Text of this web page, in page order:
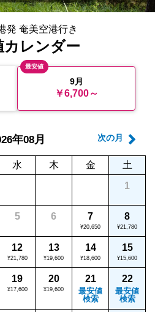
発 奄美空港行き
カレンダー
最安値
9月
￥6,700～
次の月
年08月
水 木 金
土
1
5 6 7
¥20,650
8
¥21,780
12
¥21,780
13
¥19,600
14
¥18,600
15
¥15,600
19
¥17,600
20
¥19,600
21
最安値
検索
22
最安値
検索